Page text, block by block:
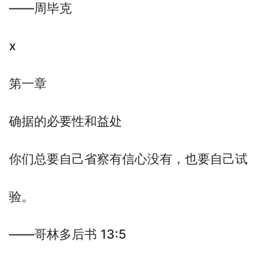
——周毕克
x
第一章
确据的必要性和益处
你们总要自己省察有信心没有，也要自己试
验。
——哥林多后书 13:5